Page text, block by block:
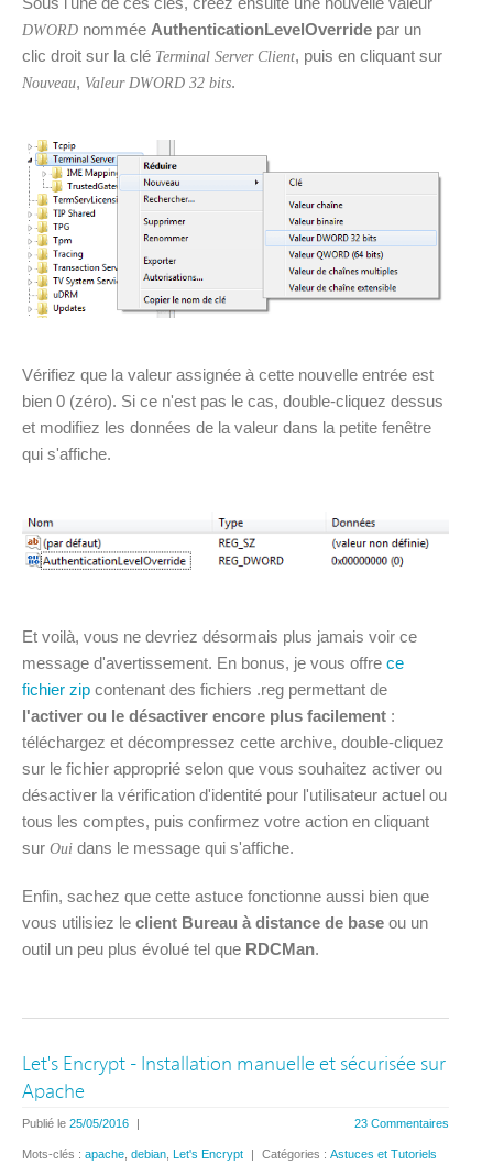
DWORD nommée AuthenticationLevelOverride par un
clic droit sur la clé Terminal Server Client, puis en cliquant sur
Nouveau, Valeur DWORD 32 bits.
Vérifiez que la valeur assignée à cette nouvelle entrée est
bien 0 (zéro). Si ce n'est pas le cas, double-cliquez dessus
et modifiez les données de la valeur dans la petite fenêtre
qui s'affiche.
Et voilà, vous ne devriez désormais plus jamais voir ce
message d'avertissement. En bonus, je vous offre ce
fichier zip contenant des fichiers .reg permettant de
l'activer ou le désactiver encore plus facilement :
téléchargez et décompressez cette archive, double-cliquez
sur le fichier approprié selon que vous souhaitez activer ou
désactiver la vérification d'identité pour l'utilisateur actuel ou
tous les comptes, puis confirmez votre action en cliquant
sur Oui dans le message qui s'affiche.
Enfin, sachez que cette astuce fonctionne aussi bien que
vous utilisiez le client Bureau à distance de base ou un
outil un peu plus évolué tel que RDCMan.
Let's Encrypt - Installation manuelle et sécurisée sur
Apache
23 Commentaires
Publié le 25/05/2016
Mots-clés : apache, debian, Let's Encrypt Catégories : Astuces et Tutoriels